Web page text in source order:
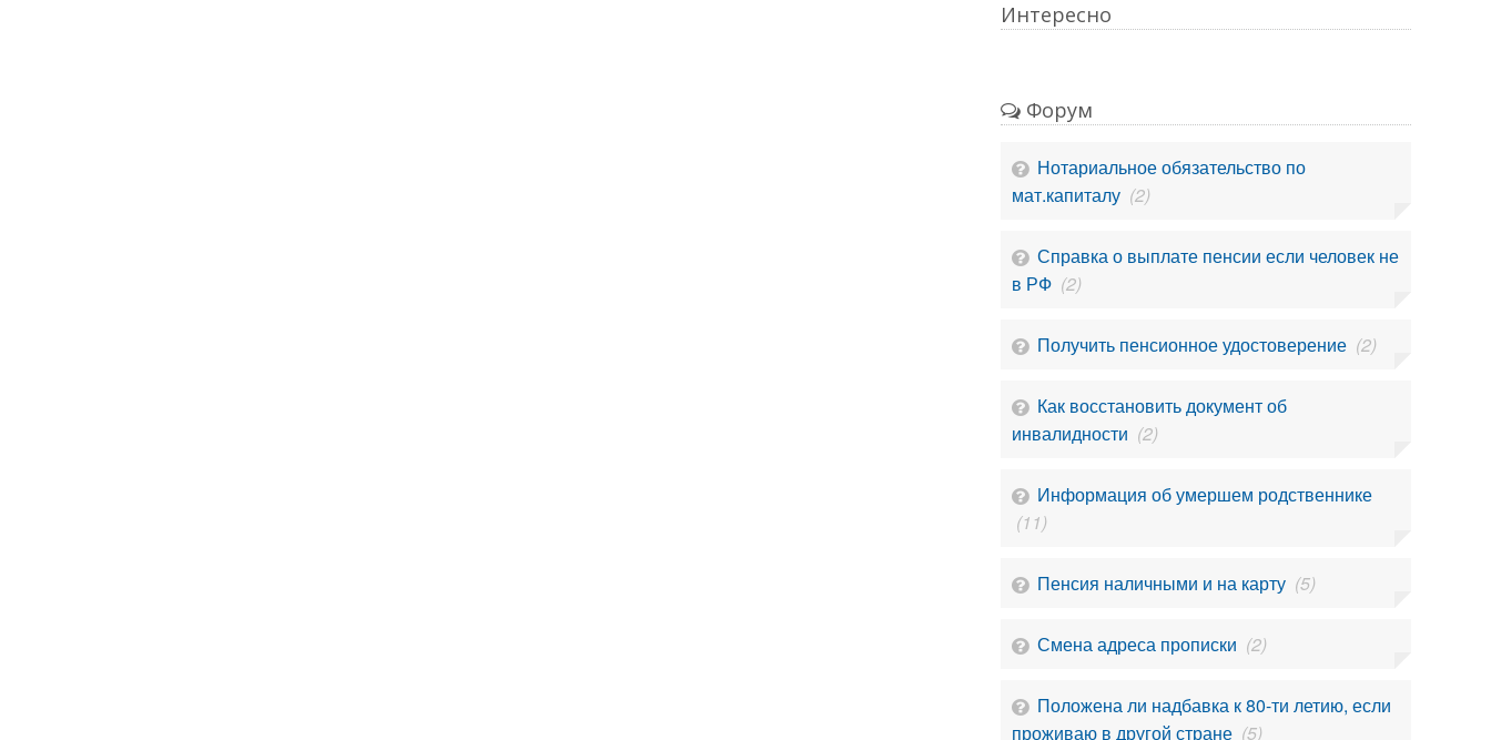
Интересно
Форум
Нотариальное обязательство по
мат.капиталу (2)
Справка о выплате пенсии если человек не
в РФ (2)
Получить пенсионное удостоверение (2)
Как восстановить документ об
инвалидности (2)
Информация об умершем родственнике
(11)
Пенсия наличными и на карту (5)
Смена адреса прописки (2)
Положена ли надбавка к 80-ти летию, если
проживаю в другой стране (5)